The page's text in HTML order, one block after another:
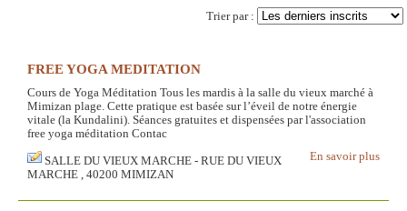
Trier par :
FREE YOGA MEDITATION
Cours de Yoga Méditation Tous les mardis à la salle du vieux marché à
Mimizan plage. Cette pratique est basée sur l’éveil de notre énergie
vitale (la Kundalini). Séances gratuites et dispensées par l'association
free yoga méditation Contac
En savoir plus
SALLE DU VIEUX MARCHE - RUE DU VIEUX
MARCHE , 40200 MIMIZAN